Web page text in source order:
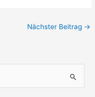
Nächster Beitrag →